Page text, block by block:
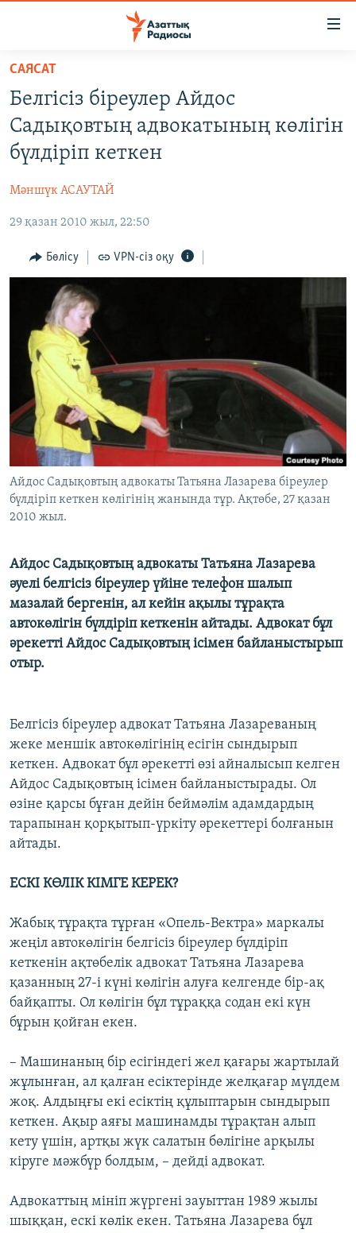
Skip
main
content
Skip
main
Navigation
Skip
Search
ЖАҢАЛЫҚТАР
AZATTYQTV
АДАМ ҚҰҚЫҚТАРЫ
ӘЛЕУМЕТ
ӘЛЕМ
АРНАЙЫ ЖОБАЛАР
Русский
ЖАЗЫЛЫҢЫЗ
Басқа тілдерде
САЯСАТ
Белгісіз біреулер Айдос
Садықовтың адвокатының көлігін
бүлдіріп кеткен
Мәншүк АСАУТАЙ
29 қазан 2010 жыл, 22:50
Бөлісу VPN-сіз оқу
Айдос Садықовтың адвокаты Татьяна Лазарева біреулер
бүлдіріп кеткен көлігінің жанында тұр. Ақтөбе, 27 қазан
2010 жыл.
Айдос Садықовтың адвокаты Татьяна Лазарева
әуелі белгісіз біреулер үйіне телефон шалып
мазалай бергенін, ал кейін ақылы тұрақта
автокөлігін бүлдіріп кеткенін айтады. Адвокат бұл
әрекетті Айдос Садықовтың ісімен байланыстырып
отыр.
Белгісіз біреулер адвокат Татьяна Лазареваның
жеке меншік автокөлігінің есігін сындырып
кеткен. Адвокат бұл әрекетті өзі айналысып келген
Айдос Садықовтың ісімен байланыстырады. Ол
өзіне қарсы бұған дейін беймәлім адамдардың
тарапынан қорқытып-үркіту әрекеттері болғанын
айтады.
ЕСКІ КӨЛІК КІМГЕ КЕРЕК?
Жабық тұрақта тұрған «Опель-Вектра» маркалы
жеңіл автокөлігін белгісіз біреулер бүлдіріп
кеткенін ақтөбелік адвокат Татьяна Лазарева
қазанның 27-і күні көлігін алуға келгенде бір-ақ
байқапты. Ол көлігін бұл тұраққа содан екі күн
бұрын қойған екен.
– Машинаның бір есігіндегі жел қағары жартылай
жұлынған, ал қалған есіктерінде желқағар мүлдем
жоқ. Алдыңғы екі есіктің құлыптарын сындырып
кеткен. Ақыр аяғы машинамды тұрақтан алып
кету үшін, артқы жүк салатын бөлігіне арқылы
кіруге мәжбүр болдым, – дейді адвокат.
Адвокаттың мініп жүргені зауыттан 1989 жылы
шыққан, ескі көлік екен. Татьяна Лазарева бұл